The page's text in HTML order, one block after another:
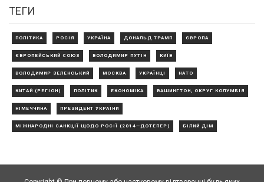
ТЕГИ
ПОЛІТИКА РОСІЯ УКРАЇНА ДОНАЛЬД ТРАМП ЄВРОПА
ЄВРОПЕЙСЬКИЙ СОЮЗ ВОЛОДИМИР ПУТІН КИЇВ
ВОЛОДИМИР ЗЕЛЕНСЬКИЙ МОСКВА УКРАЇНЦІ НАТО
КИТАЙ (РЕГІОН) ПОЛІТИК ЕКОНОМІКА ВАШИНГТОН, ОКРУГ КОЛУМБІЯ
НІМЕЧЧИНА ПРЕЗИДЕНТ УКРАЇНИ
МІЖНАРОДНІ САНКЦІЇ ЩОДО РОСІЇ (2014—ДОТЕПЕР) БІЛИЙ ДІМ